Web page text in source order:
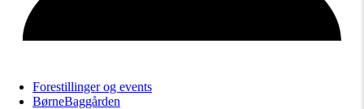
Forestillinger og events
BørneBaggården